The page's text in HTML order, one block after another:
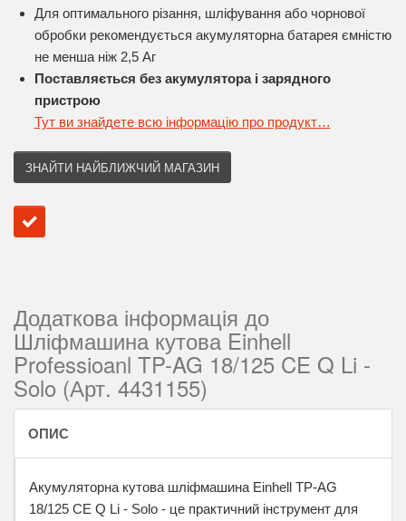
Для оптимального різання, шліфування або чорнової
обробки рекомендується акумуляторна батарея ємністю
не менша ніж 2,5 Аг
Поставляється без акумулятора і зарядного
пристрою
Тут ви знайдете всю інформацію про продукт…
ЗНАЙТИ НАЙБЛИЖЧИЙ МАГАЗИН
Додаткова інформація до
Шліфмашина кутова Einhell
Professioanl TP-AG 18/125 CE Q Li -
Solo (Арт. 4431155)
ОПИС
Акумуляторна кутова шліфмашина Einhell TP-AG
18/125 CE Q Li - Solo - це практичний інструмент для